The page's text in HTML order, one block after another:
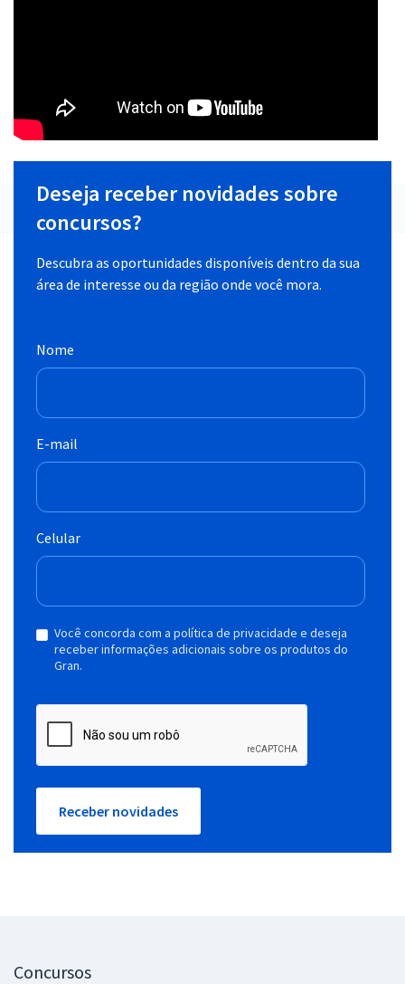
Deseja receber novidades sobre
concursos?
Descubra as oportunidades disponíveis dentro da sua
área de interesse ou da região onde você mora.
Nome
E-mail
Celular
Você concorda com a política de privacidade e deseja
receber informações adicionais sobre os produtos do
Gran.
Receber novidades
Concursos